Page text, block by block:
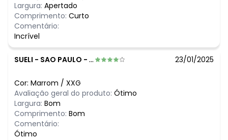
Largura: Apertado
Comprimento: Curto
Comentário:
Incrível
SUELI - SAO PAULO - SP 23/01/2025
Cor: Marrom / XXG
Avaliação geral do produto: Ótimo
Largura: Bom
Comprimento: Bom
Comentário:
Ótimo